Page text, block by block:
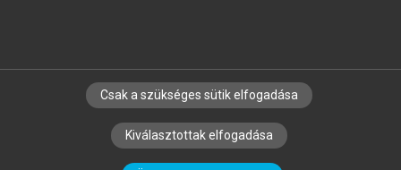
SZERZŐKNEK CÉGEKNEK KÖNYVTÁROSOKNAK
SZERKESZTÉSI ÉS LEKTORÁLÁSI ALAPELVEK
Csak a szükséges sütik elfogadása
Kiválasztottak elfogadása